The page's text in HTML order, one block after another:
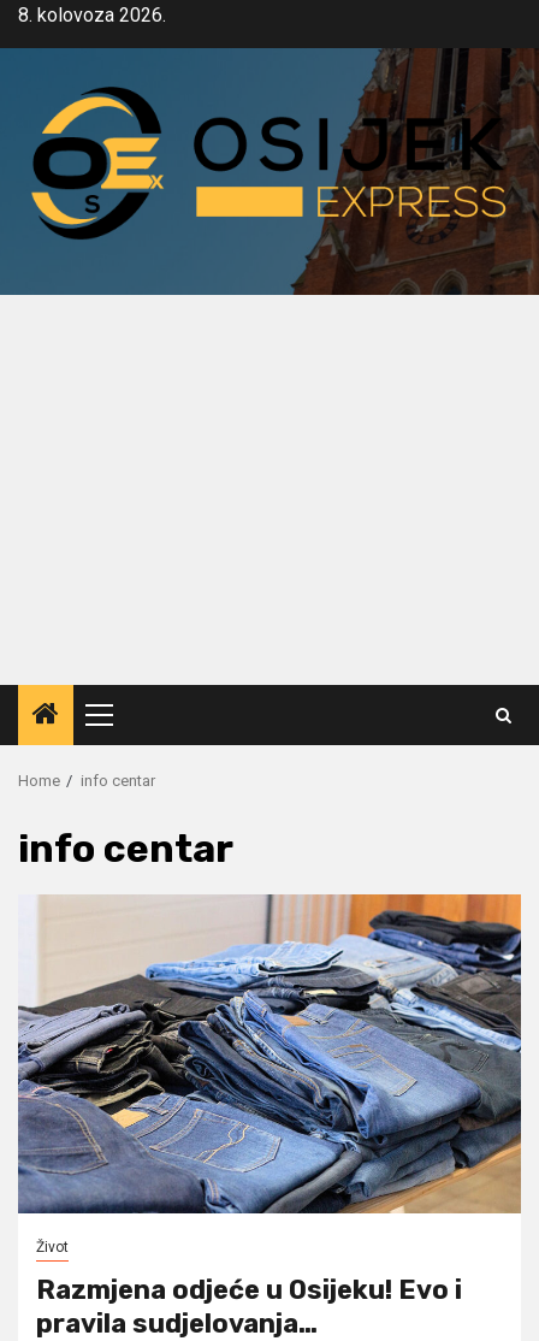
Skip8. kolovoza 2026.
Primary
Menu
Home info centar
info centar
Život
Razmjena odjeće u Osijeku! Evo i
pravila sudjelovanja…